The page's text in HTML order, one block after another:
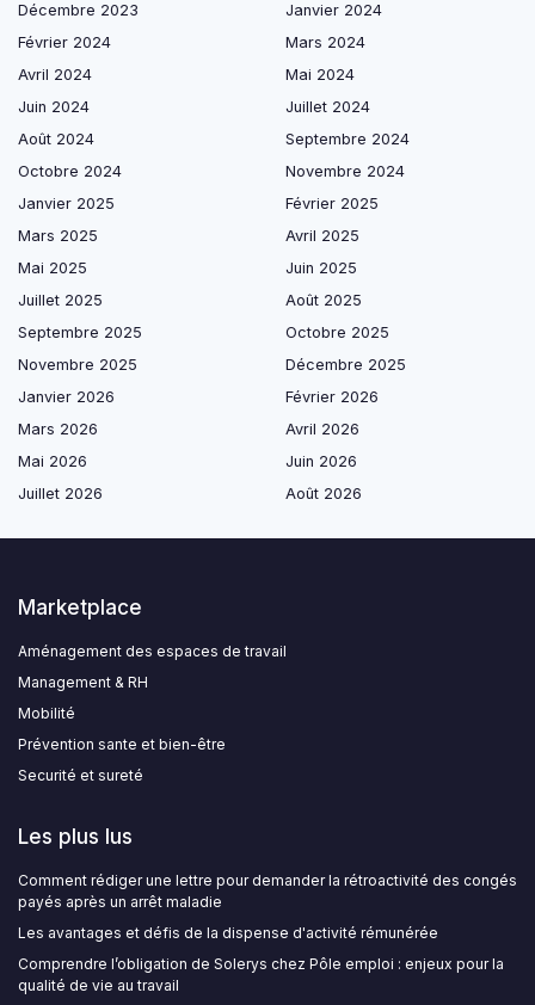
Décembre 2023
Janvier 2024
Février 2024
Mars 2024
Avril 2024
Mai 2024
Juin 2024
Juillet 2024
Août 2024
Septembre 2024
Octobre 2024
Novembre 2024
Janvier 2025
Février 2025
Mars 2025
Avril 2025
Mai 2025
Juin 2025
Juillet 2025
Août 2025
Septembre 2025
Octobre 2025
Novembre 2025
Décembre 2025
Janvier 2026
Février 2026
Mars 2026
Avril 2026
Mai 2026
Juin 2026
Juillet 2026
Août 2026
Marketplace
Aménagement des espaces de travail
Management & RH
Mobilité
Prévention sante et bien-être
Securité et sureté
Les plus lus
Comment rédiger une lettre pour demander la rétroactivité des congés
payés après un arrêt maladie
Les avantages et défis de la dispense d'activité rémunérée
Comprendre l’obligation de Solerys chez Pôle emploi : enjeux pour la
qualité de vie au travail